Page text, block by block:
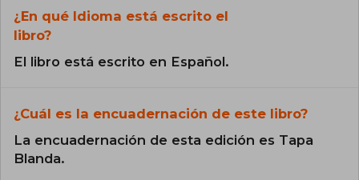
¿En qué Idioma está escrito el
libro?
El libro está escrito en Español.
¿Cuál es la encuadernación de este libro?
La encuadernación de esta edición es Tapa
Blanda.